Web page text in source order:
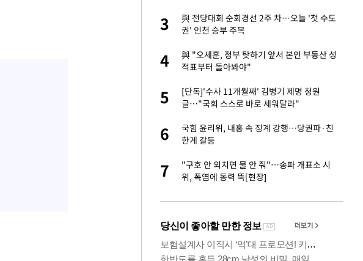
3
與 전당대회 순회경선 2주 차…오늘 '첫 수도
권' 인천 승부 주목
4
與 "오세훈, 정부 탓하기 앞서 본인 부동산 성
적표부터 돌아봐야"
5
[단독]'수사 11개월째' 김병기 제명 청원
글…"국회 스스로 바로 세워달라"
6
국힘 윤리위, 내홍 속 징계 강행…당권파·친
한계 갈등
7
"구호 안 외치면 물 안 줘"…송파 개표소 시
위, 폭염에 동력 뚝[현장]